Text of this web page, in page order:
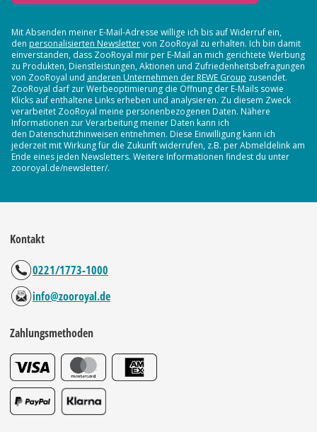
Mit Absenden meiner E-Mail-Adresse willige ich bis auf Widerruf ein,
den personalisierten Newslettervon ZooRoyal zu erhalten. Ich bin damit
einverstanden, dass ZooRoyal mir per E-Mail an mich gerichtete Werbung
zu Produkten, Dienstleistungen, Aktionen und Zufriedenheitsbefragungen
von ZooRoyal und anderen Unternehmen der REWE Group zusendet.
ZooRoyal darf zur Werbeoptimierung die Öffnung der E-Mails sowie
Klicks auf enthaltene Links erheben und analysieren. Zu diesem Zweck
verarbeitet ZooRoyal meine personenbezogenen Daten. Nähere
Informationen zur Verarbeitung meiner Daten kann ich
den Datenschutzhinweisen entnehmen. Diese Einwilligung kann ich
jederzeit mit Wirkung für die Zukunft widerrufen, z.B. per Abmeldelink am
Ende eines jeden Newsletters. Weitere Informationen findest du unter
zooroyal.de/newsletter/.
Kontakt
0221/1773-1000
info@zooroyal.de
Zahlungsmethoden